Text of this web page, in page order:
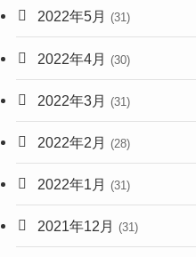
2022年5月 (31)
2022年4月 (30)
2022年3月 (31)
2022年2月 (28)
2022年1月 (31)
2021年12月 (31)